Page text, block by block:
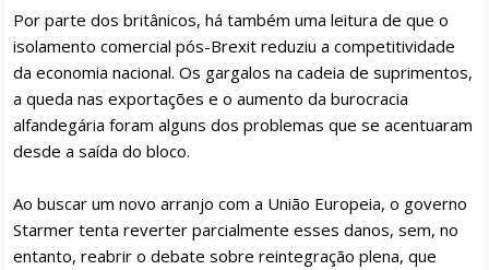
Por parte dos britânicos, há também uma leitura de que o
isolamento comercial pós-Brexit reduziu a competitividade
da economia nacional. Os gargalos na cadeia de suprimentos,
a queda nas exportações e o aumento da burocracia
alfandegária foram alguns dos problemas que se acentuaram
desde a saída do bloco.
Ao buscar um novo arranjo com a União Europeia, o governo
Starmer tenta reverter parcialmente esses danos, sem, no
entanto, reabrir o debate sobre reintegração plena, que